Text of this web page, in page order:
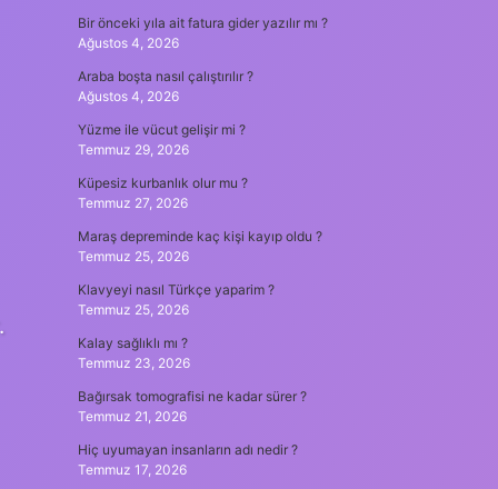
Bir önceki yıla ait fatura gider yazılır mı ?
Ağustos 4, 2026
Araba boşta nasıl çalıştırılır ?
Ağustos 4, 2026
Yüzme ile vücut gelişir mi ?
Temmuz 29, 2026
Küpesiz kurbanlık olur mu ?
Temmuz 27, 2026
Maraş depreminde kaç kişi kayıp oldu ?
Temmuz 25, 2026
Klavyeyi nasıl Türkçe yaparim ?
Temmuz 25, 2026
Kalay sağlıklı mı ?
Temmuz 23, 2026
Bağırsak tomografisi ne kadar sürer ?
Temmuz 21, 2026
Hiç uyumayan insanların adı nedir ?
Temmuz 17, 2026